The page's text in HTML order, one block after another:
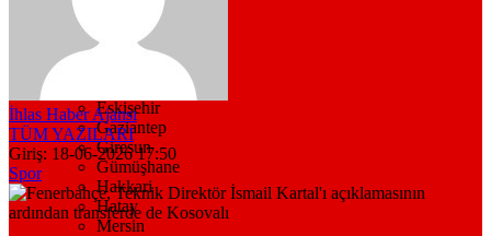
Elazığ
Eskişehir
Gaziantep
Giresun
Gümüşhane
Hakkari
Hatay
Mersin
İhlas Haber Ajansı
TÜM YAZILARI
Giriş: 18-06-2026 17:50
Spor